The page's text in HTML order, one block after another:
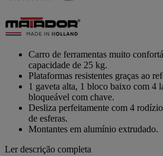
de
classificação
Link
mesma
página.
Carro de ferramentas muito
capacidade de 25 kg.
Plataformas resistentes graças ao
1 gaveta alta, 1 bloco baixo com 4
bloqueável com chave.
Desliza perfeitamente com 4
de esferas.
Montantes em alumínio extrudado.
Ler descrição completa